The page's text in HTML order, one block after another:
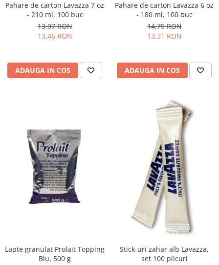
Pahare de carton Lavazza 7 oz
- 210 ml, 100 buc
13,97 RON
13,46 RON
ADAUGA IN COS
Pahare de carton Lavazza 6 oz
- 180 ml, 100 buc
14,79 RON
13,31 RON
ADAUGA IN COS
Lapte granulat Prolait Topping
Blu, 500 g
Stick-uri zahar alb Lavazza,
set 100 plicuri